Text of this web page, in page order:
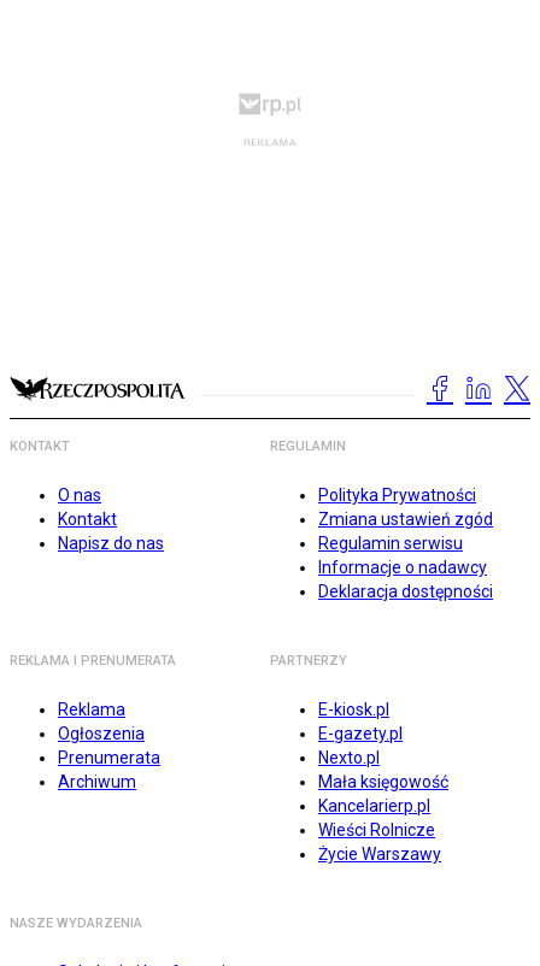
KONTAKT
O nas
Kontakt
Napisz do nas
REGULAMIN
Polityka Prywatności
Zmiana ustawień zgód
Regulamin serwisu
Informacje o nadawcy
Deklaracja dostępności
REKLAMA I PRENUMERATA
Reklama
Ogłoszenia
Prenumerata
Archiwum
PARTNERZY
E-kiosk.pl
E-gazety.pl
Nexto.pl
Mała księgowość
Kancelarierp.pl
Wieści Rolnicze
Życie Warszawy
NASZE WYDARZENIA